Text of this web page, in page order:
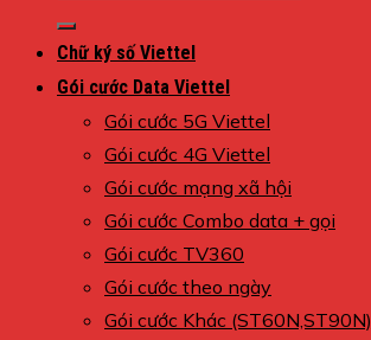
kiếm:
Chữ ký số Viettel
Gói cước Data Viettel
Gói cước 5G Viettel
Gói cước 4G Viettel
Gói cước mạng xã hội
Gói cước Combo data + gọi
Gói cước TV360
Gói cước theo ngày
Gói cước Khác (ST60N,ST90N)